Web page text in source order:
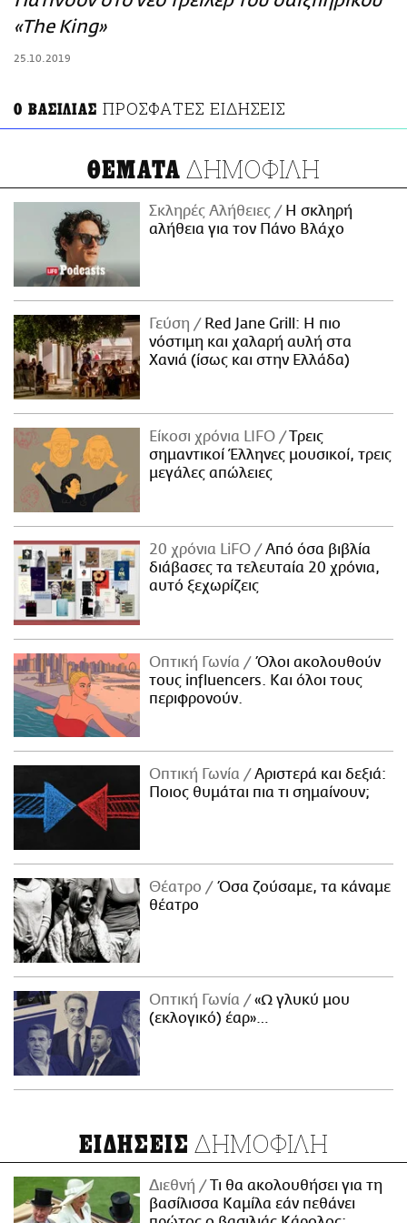
ΑΜΠΑ
«The King»
25.10.2019
Ο ΒΑΣΙΛΙΑΣ ΠΡΟΣΦΑΤΕΣ ΕΙΔΗΣΕΙΣ
ΘΕΜΑΤΑ ΔΗΜΟΦΙΛΗ
Σκληρές Αλήθειες
H σκληρή
αλήθεια για τον Πάνο Βλάχο
Γεύση
Red Jane Grill: Η πιο
νόστιμη και χαλαρή αυλή στα
Χανιά (ίσως και στην Ελλάδα)
Είκοσι χρόνια LIFO
Tρεις
σημαντικοί Έλληνες μουσικοί, τρεις
μεγάλες απώλειες
20 χρόνια LiFO
Από όσα βιβλία
διάβασες τα τελευταία 20 χρόνια,
αυτό ξεχωρίζεις
Οπτική Γωνία
Όλοι ακολουθούν
τους influencers. Και όλοι τους
περιφρονούν.
Οπτική Γωνία
Αριστερά και δεξιά:
Ποιος θυμάται πια τι σημαίνουν;
Θέατρο
Όσα ζούσαμε, τα κάναμε
θέατρο
Οπτική Γωνία
«Ω γλυκύ μου
(εκλογικό) έαρ»…
ΕΙΔΗΣΕΙΣ ΔΗΜΟΦΙΛΗ
Διεθνή
Τι θα ακολουθήσει για τη
βασίλισσα Καμίλα εάν πεθάνει